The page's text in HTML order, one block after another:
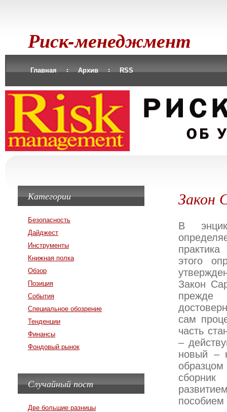
Риск-менеджмент
Главная Архив RSS
Закон
В
этого
Закон
прежде
сам
часть
–
новый –
Категории
Безопасность
Дайджест
Инструменты
Книжная полка
Обзор
Позиция
События
Специальное обозрение
Тенденции
Финансы
Фондовый рынок
Случайный пост
Две большие разницы